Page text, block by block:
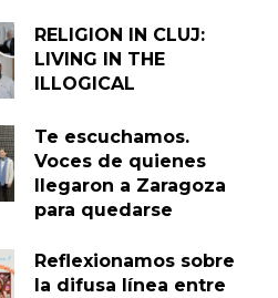
RELIGION IN CLUJ:
LIVING IN THE
ILLOGICAL
Te escuchamos.
Voces de quienes
llegaron a Zaragoza
para quedarse
Reflexionamos sobre
la difusa línea entre